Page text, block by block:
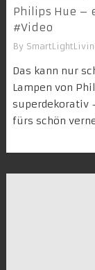
Philips Hue –
#Video
By
Das kann nur
Lampen von
superdekorativ
fürs schön